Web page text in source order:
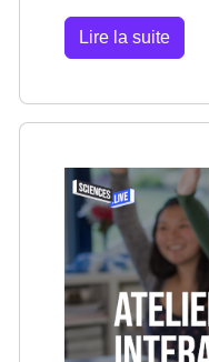
Lire la suite